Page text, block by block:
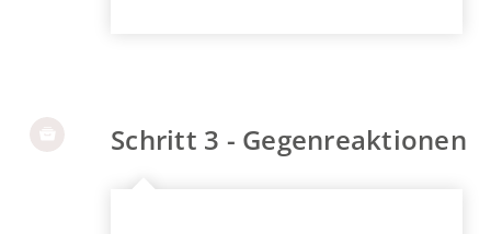
Schritt 3 - Gegenreaktionen